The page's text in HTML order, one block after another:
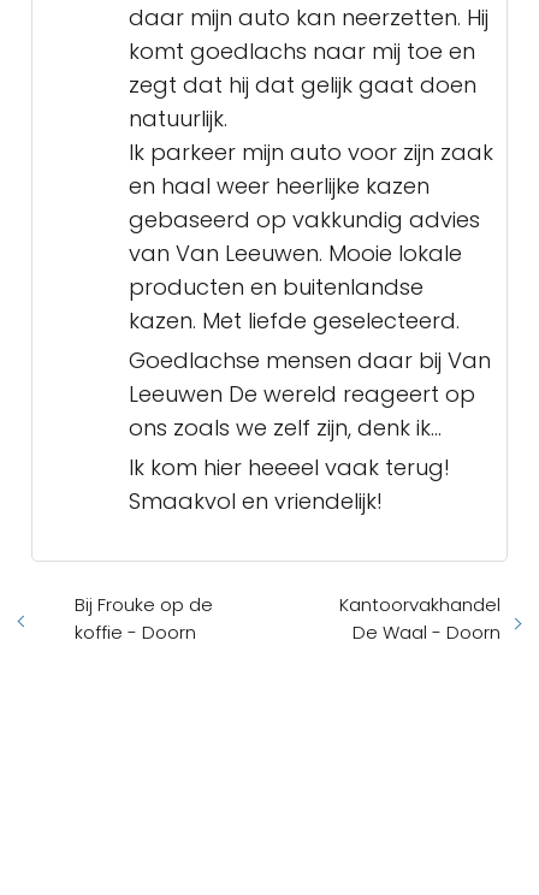
daar mijn auto kan neerzetten. Hij
komt goedlachs naar mij toe en
zegt dat hij dat gelijk gaat doen
natuurlijk.
Ik parkeer mijn auto voor zijn zaak
en haal weer heerlijke kazen
gebaseerd op vakkundig advies
van Van Leeuwen. Mooie lokale
producten en buitenlandse
kazen. Met liefde geselecteerd.
Goedlachse mensen daar bij Van
Leeuwen De wereld reageert op
ons zoals we zelf zijn, denk ik...
Ik kom hier heeeel vaak terug!
Smaakvol en vriendelijk!
Bij Frouke op de
koffie - Doorn
Kantoorvakhandel
De Waal - Doorn